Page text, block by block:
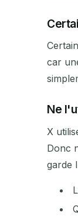
car
Ne
X
Donc
garde